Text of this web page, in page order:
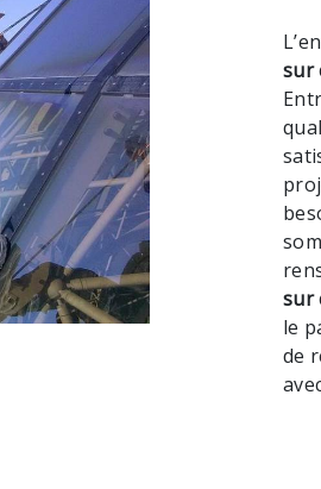
sur
sur
le
de